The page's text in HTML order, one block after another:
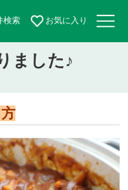
検索 お気に入り
ました♪